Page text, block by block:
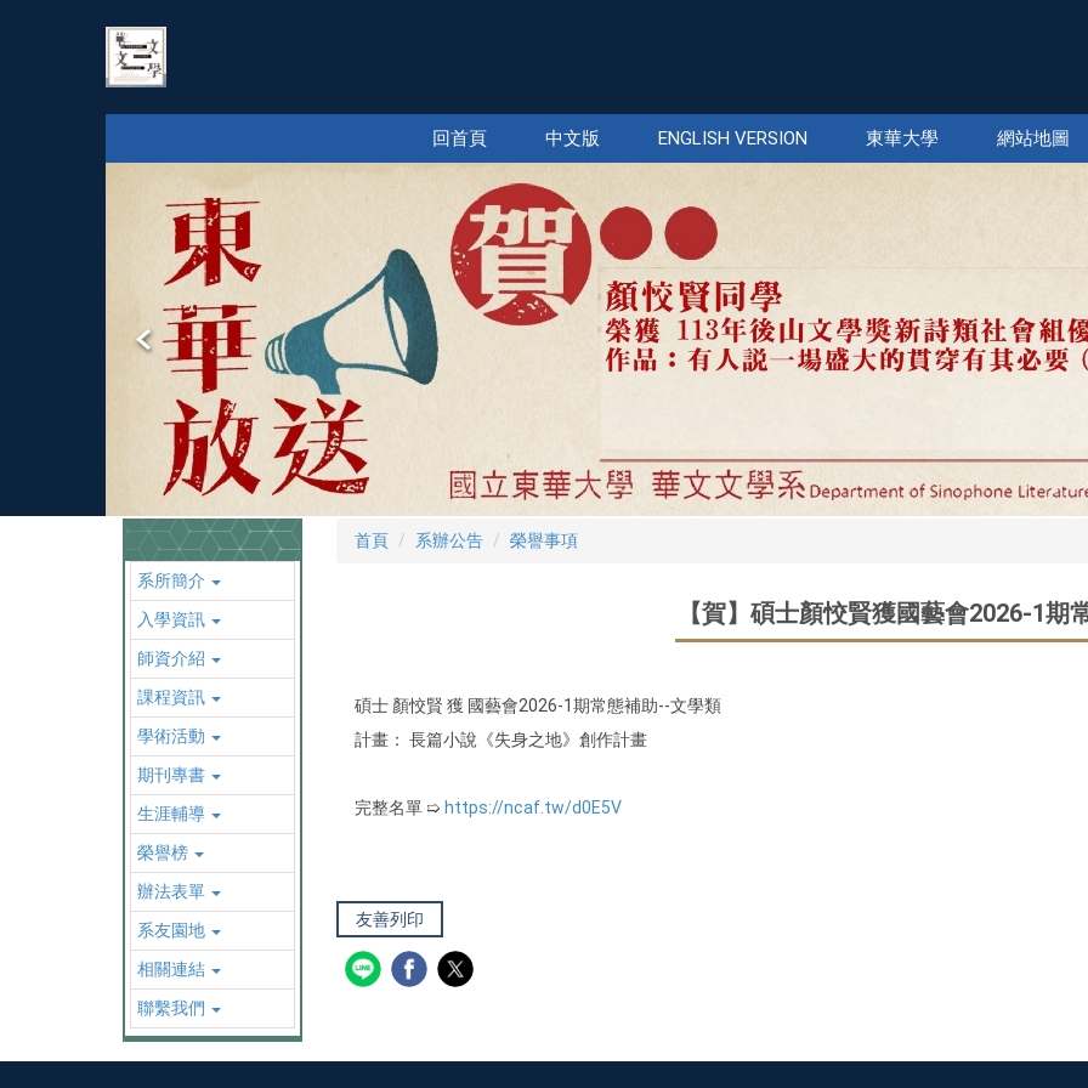
回首頁 中文版 ENGLISH VERSION 東華大學 網站地圖
系所簡介
入學資訊
師資介紹
課程資訊
學術活動
期刊專書
生涯輔導
榮譽榜
辦法表單
系友園地
相關連結
聯繫我們
首頁 系辦公告 榮譽事項
【賀】碩士顏恔賢獲國藝會2026-1期
碩士 顏恔賢 獲 國藝會2026-1期常態補助--文學類
計畫： 長篇小說《失身之地》創作計畫
完整名單 ➯ https://ncaf.tw/d0E5V
友善列印